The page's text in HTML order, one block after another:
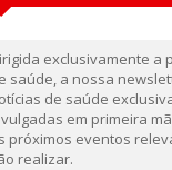
exclusivamente a
saúde, a nossa
de saúde
em primeira
próximos eventos
realizar.